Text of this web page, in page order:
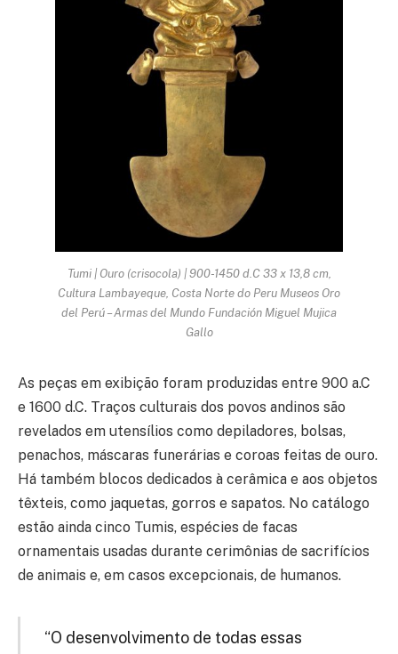
Tumi | Ouro (crisocola) | 900-1450 d.C 33 x 13,8 cm,
Cultura Lambayeque, Costa Norte do Peru Museos Oro
del Perú – Armas del Mundo Fundación Miguel Mujica
Gallo
As peças em exibição foram produzidas entre 900 a.C
e 1600 d.C. Traços culturais dos povos andinos são
revelados em utensílios como depiladores, bolsas,
penachos, máscaras funerárias e coroas feitas de ouro.
Há também blocos dedicados à cerâmica e aos objetos
têxteis, como jaquetas, gorros e sapatos. No catálogo
estão ainda cinco Tumis, espécies de facas
ornamentais usadas durante cerimônias de sacrifícios
de animais e, em casos excepcionais, de humanos.
“O desenvolvimento de todas essas